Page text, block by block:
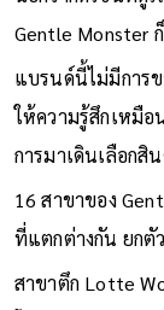
Gentle Monster
แบรนด์นี้ไม่มีการข
ให้ความรู้สึกเหมือ
การมาเดินเลือกสิ
16 สาขาของ
ที่แตกต่างกัน ยกตั
สาขาตึก Lotte